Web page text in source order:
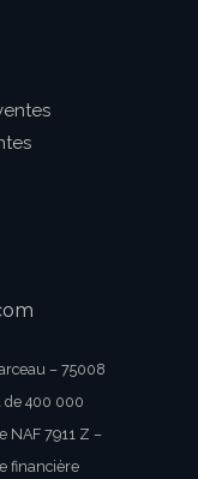
– 75008
de 400 000
NAF 7911 Z –
financière